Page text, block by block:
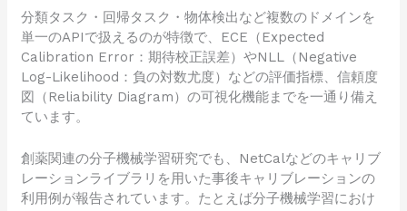
分類タスク・回帰タスク・物体検出など複数のドメインを
単一のAPIで扱えるのが特徴で、ECE（Expected
Calibration Error：期待校正誤差）やNLL（Negative
Log-Likelihood：負の対数尤度）などの評価指標、信頼度
図（Reliability Diagram）の可視化機能までを一通り備え
ています。
創薬関連の分子機械学習研究でも、NetCalなどのキャリブ
レーションライブラリを用いた事後キャリブレーションの
利用例が報告されています。たとえば分子機械学習におけ